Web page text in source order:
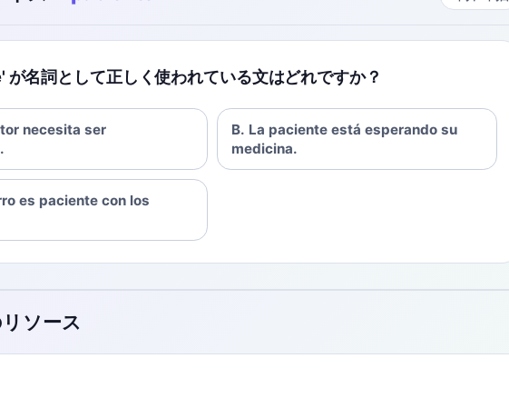
名詞として正しく使われている文はどれですか？
necesita ser
B. La paciente está esperando su
medicina.
es paciente con los
ソース